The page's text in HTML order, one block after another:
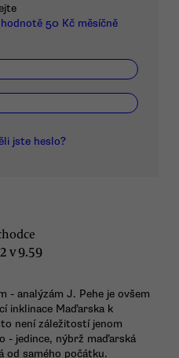
50 Kč měsíčně
jste heslo?
v 9.59
- analýzám J. Pehe je ovšem
inklinace Maďarska k
není záležitostí jenom
- jedince, nýbrž maďarská
od samého počátku.